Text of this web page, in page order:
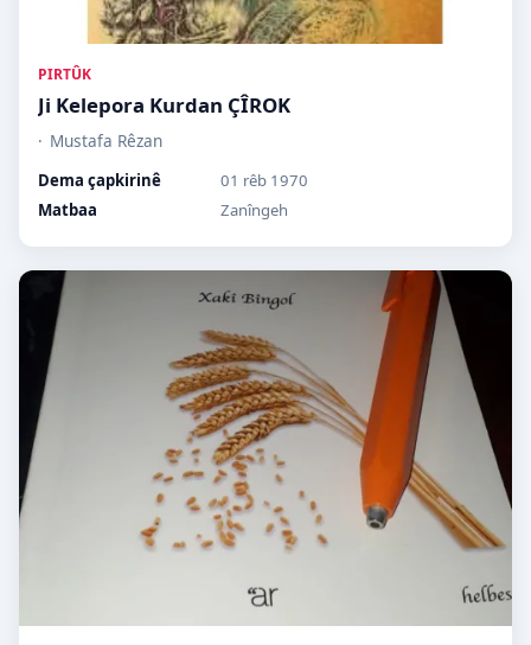
PIRTÛK
Ji Kelepora Kurdan ÇÎROK
Mustafa Rêzan
Dema çapkirinê
01 rêb 1970
Matbaa
Zanîngeh